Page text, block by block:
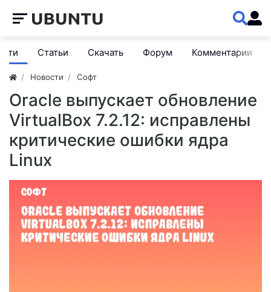
Статьи Скачать Форум Комментарии
Новости Софт
Oracle выпускает обновление
VirtualBox 7.2.12: исправлены
критические ошибки ядра
Linux